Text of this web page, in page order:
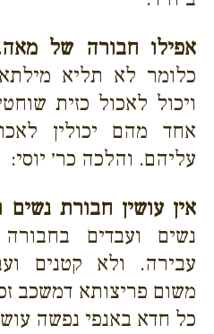
אפילו חבורה של
כלומר לא תליא
ויכול לאכול כזית
אחד מהם יכולין
עליהם. והלכה כר׳ יוסי:
אין עושין חבורת נשים
נשים ועבדים
עבירה. ולא קטנים
משום פריצותא דמשכב
כל חדא באנפי נפשה